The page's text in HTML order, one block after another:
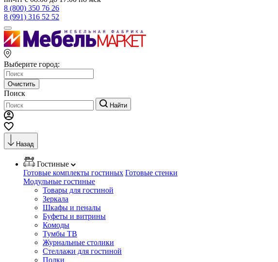
8 (800) 350 76 26
8 (991) 316 52 52
Выберите город:
Очистить
Поиск
Найти
Назад
Гостиные
Готовые комплекты гостиных Готовые стенки
Модульные гостиные
Товары для гостиной
Зеркала
Шкафы и пеналы
Буфеты и витрины
Комоды
Тумбы ТВ
Журнальные столики
Стеллажи для гостиной
Полки